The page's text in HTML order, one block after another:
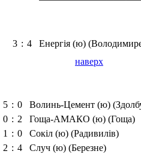
3 : 4
Енергія (ю)
наверх
5 : 0
Волинь-Цемент (ю)
0 : 2
Гоща-АМАКО (ю) (Гоща)
1 : 0
Сокіл (ю) (Радивилів)
2 : 4
Случ (ю) (Березне)